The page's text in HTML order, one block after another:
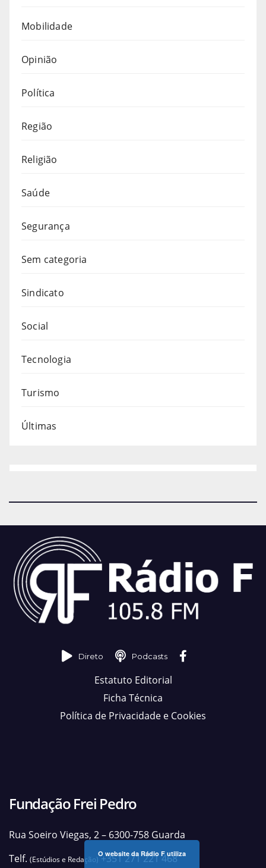
Mobilidade
Opinião
Política
Região
Religião
Saúde
Segurança
Sem categoria
Sindicato
Social
Tecnologia
Turismo
Últimas
Direto Podcasts
Estatuto Editorial
Ficha Técnica
Política de Privacidade e Cookies
Fundação Frei Pedro
Rua Soeiro Viegas, 2 – 6300-758 Guarda
Telf. (Estúdios e Redação)+351 271 221 468
O website da Rádio F utiliza